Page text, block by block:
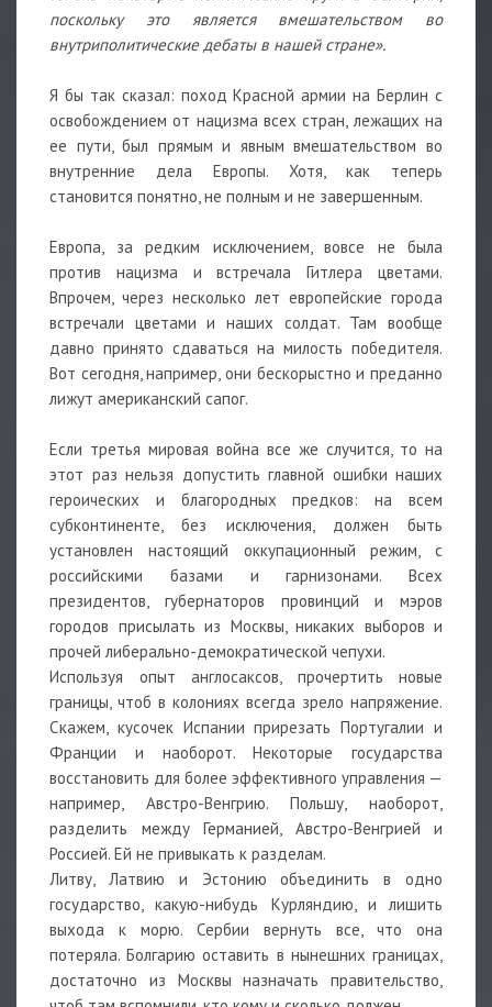
поскольку это является вмешательством во
внутриполитические дебаты в нашей стране».
Я бы так сказал: поход Красной армии на Берлин с
освобождением от нацизма всех стран, лежащих на
ее пути, был прямым и явным вмешательством во
внутренние дела Европы. Хотя, как теперь
становится понятно, не полным и не завершенным.
Европа, за редким исключением, вовсе не была
против нацизма и встречала Гитлера цветами.
Впрочем, через несколько лет европейские города
встречали цветами и наших солдат. Там вообще
давно принято сдаваться на милость победителя.
Вот сегодня, например, они бескорыстно и преданно
лижут американский сапог.
Если третья мировая война все же случится, то на
этот раз нельзя допустить главной ошибки наших
героических и благородных предков: на всем
субконтиненте, без исключения, должен быть
установлен настоящий оккупационный режим, с
российскими базами и гарнизонами. Всех
президентов, губернаторов провинций и мэров
городов присылать из Москвы, никаких выборов и
прочей либерально-демократической чепухи.
Используя опыт англосаксов, прочертить новые
границы, чтоб в колониях всегда зрело напряжение.
Скажем, кусочек Испании прирезать Португалии и
Франции и наоборот. Некоторые государства
восстановить для более эффективного управления —
например, Австро-Венгрию. Польшу, наоборот,
разделить между Германией, Австро-Венгрией и
Россией. Ей не привыкать к разделам.
Литву, Латвию и Эстонию объединить в одно
государство, какую-нибудь Курляндию, и лишить
выхода к морю. Сербии вернуть все, что она
потеряла. Болгарию оставить в нынешних границах,
достаточно из Москвы назначать правительство,